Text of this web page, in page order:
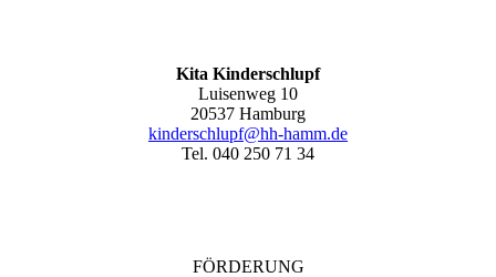
Kita Kinderschlupf
Luisenweg 10
20537 Hamburg
kinderschlupf@hh-hamm.de
Tel. 040 250 71 34
FÖRDERUNG